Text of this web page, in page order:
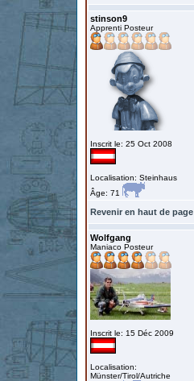
stinson9
Apprenti Posteur
Inscrit le: 25 Oct 2008
Localisation: Steinhaus
Âge: 71
Revenir en haut de page
Wolfgang
Maniaco Posteur
Inscrit le: 15 Déc 2009
Localisation:
Münster/Tirol/Autriche